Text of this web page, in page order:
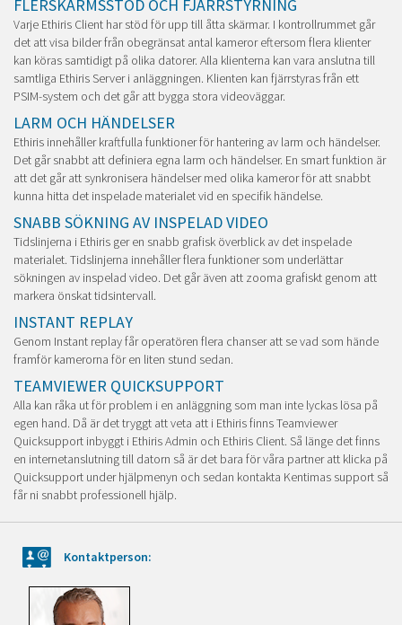
FLERSKÄRMSSTÖD OCH FJÄRRSTYRNING
Varje Ethiris Client har stöd för upp till åtta skärmar. I kontrollrummet går
det att visa bilder från obegränsat antal kameror eftersom flera klienter
kan köras samtidigt på olika datorer. Alla klienterna kan vara anslutna till
samtliga Ethiris Server i anläggningen. Klienten kan fjärrstyras från ett
PSIM-system och det går att bygga stora videoväggar.
LARM OCH HÄNDELSER
Ethiris innehåller kraftfulla funktioner för hantering av larm och händelser.
Det går snabbt att definiera egna larm och händelser. En smart funktion är
att det går att synkronisera händelser med olika kameror för att snabbt
kunna hitta det inspelade materialet vid en specifik händelse.
SNABB SÖKNING AV INSPELAD VIDEO
Tidslinjerna i Ethiris ger en snabb grafisk överblick av det inspelade
materialet. Tidslinjerna innehåller flera funktioner som underlättar
sökningen av inspelad video. Det går även att zooma grafiskt genom att
markera önskat tidsintervall.
INSTANT REPLAY
Genom Instant replay får operatören flera chanser att se vad som hände
framför kamerorna för en liten stund sedan.
TEAMVIEWER QUICKSUPPORT
Alla kan råka ut för problem i en anläggning som man inte lyckas lösa på
egen hand. Då är det tryggt att veta att i Ethiris finns Teamviewer
Quicksupport inbyggt i Ethiris Admin och Ethiris Client. Så länge det finns
en internetanslutning till datorn så är det bara för våra partner att klicka på
Quicksupport under hjälpmenyn och sedan kontakta Kentimas support så
får ni snabbt professionell hjälp.
Kontaktperson: